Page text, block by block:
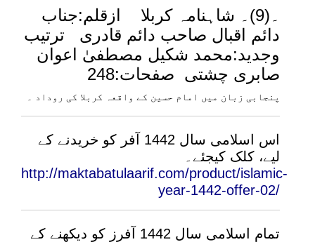
۔(9)۔ شاہنامہ کربلا ازقلم:جناب
دائم اقبال صاحب دائم قادری ترتیب
وجدید:محمد شکیل مصطفیٰ اعوان
صابری چشتی صفحات:248
پنجابی زبان میں امام حسین کے واقعہ کربلا کی روداد ۔
اس اسلامی سال 1442 آفر کو خریدنے کے
لیے، کلک کیجئے۔
http://maktabatulaarif.com/product/islamic-
year-1442-offer-02/
تمام اسلامی سال 1442 آفرز کو دیکھنے کے